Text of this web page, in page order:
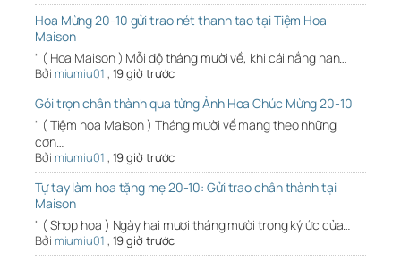
Hoa Mừng 20-10 gửi trao nét thanh tao tại Tiệm Hoa
Maison
" ( Hoa Maison ) Mỗi độ tháng mười về, khi cái nắng han…
Bởi miumiu01 , 19 giờ trước
Gói trọn chân thành qua từng Ảnh Hoa Chúc Mừng 20-10
" ( Tiệm hoa Maison ) Tháng mười về mang theo những
cơn…
Bởi miumiu01 , 19 giờ trước
Tự tay làm hoa tặng mẹ 20-10: Gửi trao chân thành tại
Maison
" ( Shop hoa ) Ngày hai mươi tháng mười trong ký ức của…
Bởi miumiu01 , 19 giờ trước